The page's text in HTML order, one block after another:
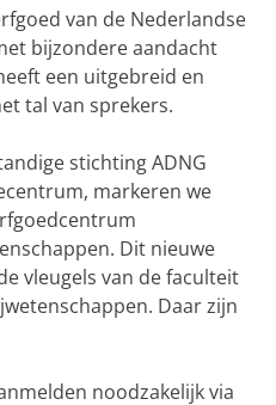
van de Nederlandse
bijzondere aandacht
een uitgebreid en
tal van sprekers.
stichting ADNG
markeren we
Dit nieuwe
vleugels van de faculteit
Daar zijn
noodzakelijk via